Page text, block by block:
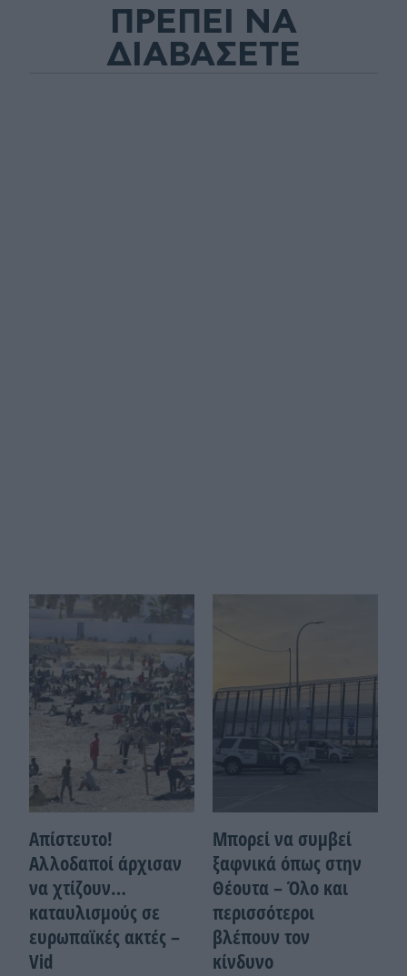
ΠΡΕΠΕΙ ΝΑ
ΔΙΑΒΑΣΕΤΕ
Απίστευτο!
Αλλοδαποί άρχισαν
να χτίζουν…
καταυλισμούς σε
ευρωπαϊκές ακτές –
Vid
Μπορεί να συμβεί
ξαφνικά όπως στην
Θέουτα – Όλο και
περισσότεροι
βλέπουν τον
κίνδυνο